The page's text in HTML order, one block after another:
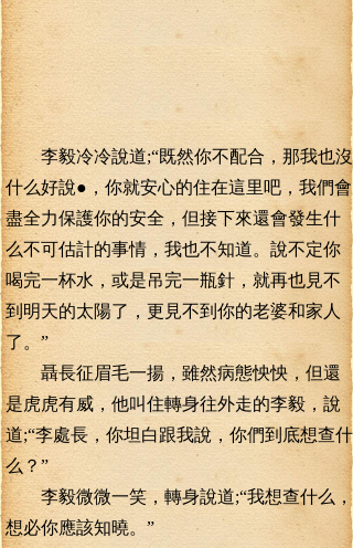
李毅冷冷說道;“既然你不配合，那我也沒
什么好說●，你就安心的住在這里吧，我們會
盡全力保護你的安全，但接下來還會發生什
么不可估計的事情，我也不知道。說不定你
喝完一杯水，或是吊完一瓶針，就再也見不
到明天的太陽了，更見不到你的老婆和家人
了。”
聶長征眉毛一揚，雖然病態怏怏，但還
是虎虎有威，他叫住轉身往外走的李毅，說
道;“李處長，你坦白跟我說，你們到底想查什
么？”
李毅微微一笑，轉身說道;“我想查什么，
想必你應該知曉。”